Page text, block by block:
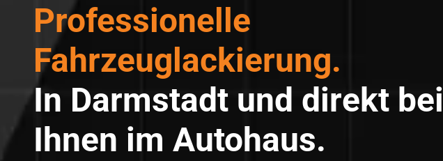
Professionelle
Fahrzeuglackierung.
In Darmstadt und direkt bei
Ihnen im Autohaus.